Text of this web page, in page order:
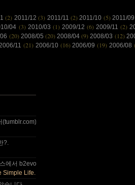
(2) 2011/12(3) 2011/11(2) 2011/10 (5) 2011/09
04 (3) 2010/03 (1) 2009/12 (6) 2009/11 (2)
(20) 2008/05 (20) 2008/04(9) 2008/03 (12)
11 (21) 2006/10 (16) 2006/09(19) 2006/08
열리는....
일....
엔 ....
와 쿠(kooo.net).
?.
에서 b2evo로 블로그 엔진 변경..
Simple Life.